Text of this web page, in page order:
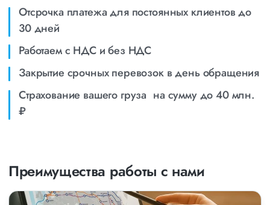
Отсрочка платежа для постоянных клиентов до
30 дней
Работаем с НДС и без НДС
Закрытие срочных перевозок в день обращения
Страхование вашего груза на сумму до 40 млн.
₽
Преимущества работы с нами